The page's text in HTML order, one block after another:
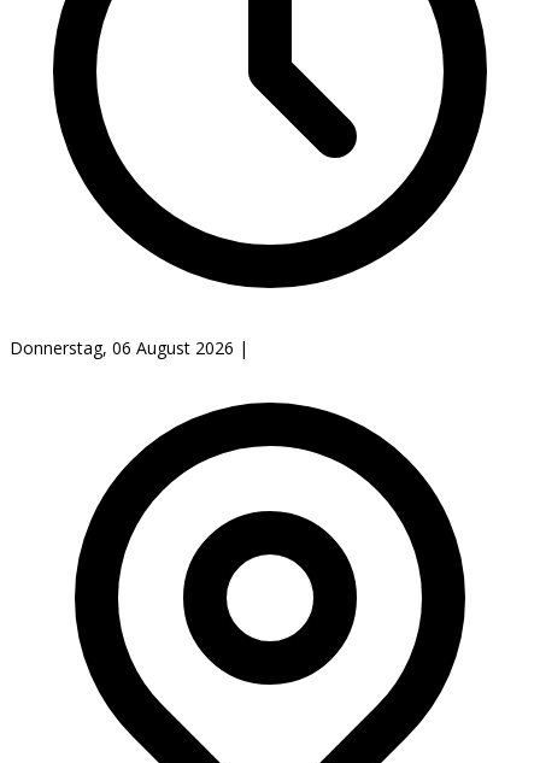
Donnerstag, 06 August 2026 |